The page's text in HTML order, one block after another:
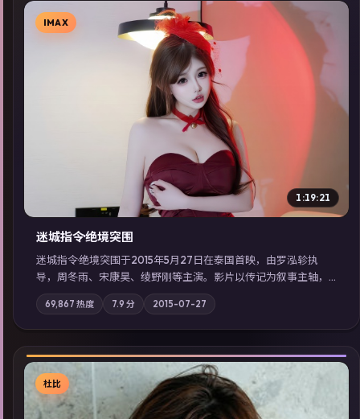
▶
IMAX
1:19:21
迷城指令·绝境突围
迷城指令·绝境突围于2015年5月27日在泰国首映，由罗泓轸执
导，周冬雨、宋康昊、绫野刚等主演。影片以传记为叙事主轴，
记忆碎片重组后，主角发现自己从未活过“真实”的一天；摄影与
配乐强化地域气质；站内亦可通过「国产免费观看高清电视剧在
线看」延展检索同类型高分佳作，畅享高清在线追剧体验。
69,867 热度 7.9 分 2015-07-27
杜比